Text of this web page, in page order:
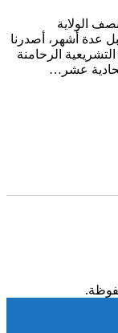
الولاية
الحادية عشر (2021-2026) خبر 24 قبل عدة أشهر، أصدرنا
الرحامنة
عشر…